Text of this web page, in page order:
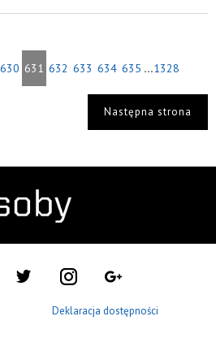
630 631 632 633 634 635 ...1328
Następna strona
Deklaracja dostępności